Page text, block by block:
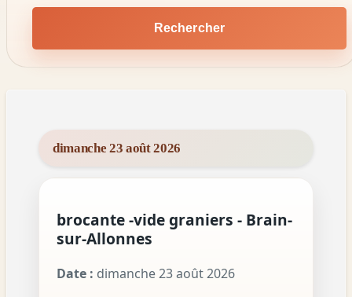
Rechercher
dimanche 23 août 2026
brocante -vide graniers - Brain-
sur-Allonnes
Date : dimanche 23 août 2026